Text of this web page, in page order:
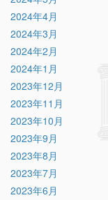
2024年4月
2024年3月
2024年2月
2024年1月
2023年12月
2023年11月
2023年10月
2023年9月
2023年8月
2023年7月
2023年6月